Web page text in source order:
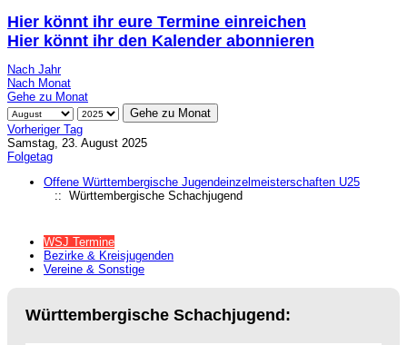
Hier könnt ihr eure Termine einreichen
Hier könnt ihr den Kalender abonnieren
Nach Jahr
Nach Monat
Gehe zu Monat
Gehe zu Monat
Vorheriger Tag
Samstag, 23. August 2025
Folgetag
Offene Württembergische Jugendeinzelmeisterschaften U25
:: Württembergische Schachjugend
WSJ Termine
Bezirke & Kreisjugenden
Vereine & Sonstige
Württembergische Schachjugend: